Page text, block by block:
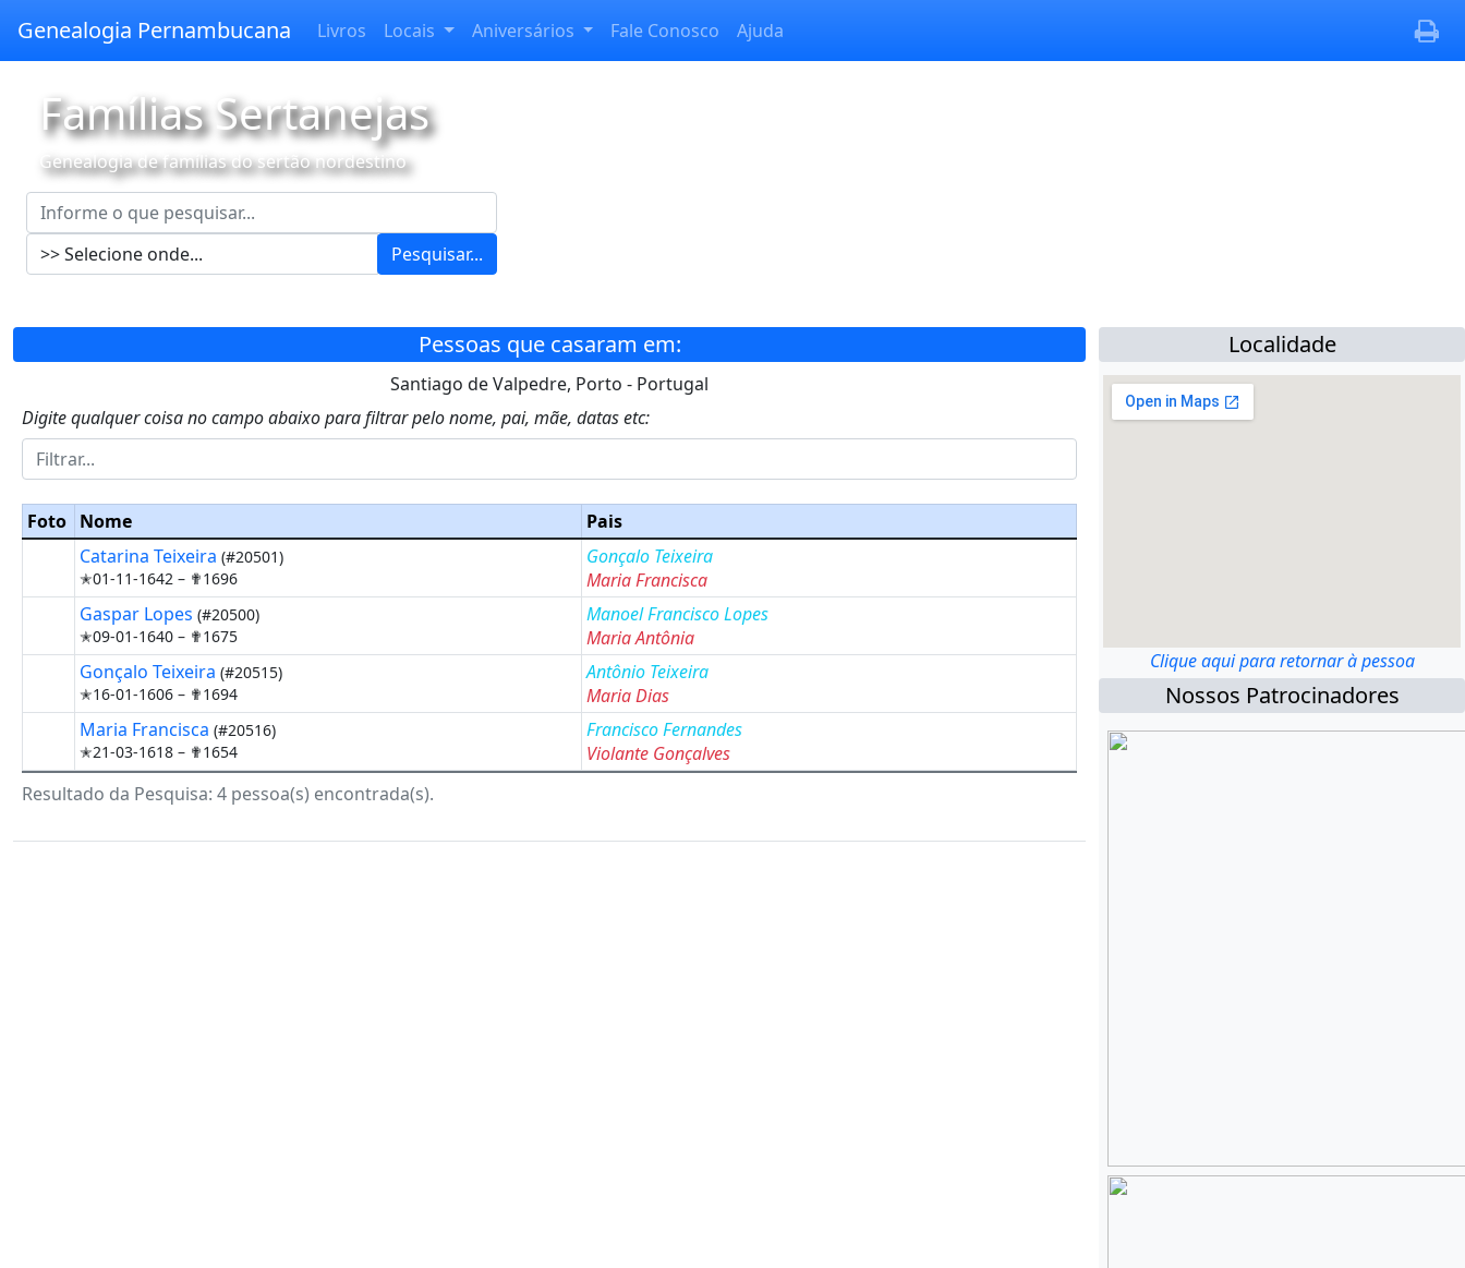
Genealogia Pernambucana Livros Locais Aniversários Fale Conosco Ajuda
Famílias Sertanejas
Genealogia de famílias do sertão nordestino
Pesquisar...
Pessoas que casaram em:
Santiago de Valpedre, Porto - Portugal
Digite qualquer coisa no campo abaixo para filtrar pelo nome, pai, mãe, datas etc:
Foto Nome
Pais
Catarina Teixeira (#20501)
✭01-11-1642 – ✟1696
Gonçalo Teixeira
Maria Francisca
Gaspar Lopes (#20500)
✭09-01-1640 – ✟1675
Manoel Francisco Lopes
Maria Antônia
Gonçalo Teixeira (#20515)
✭16-01-1606 – ✟1694
Antônio Teixeira
Maria Dias
Maria Francisca (#20516)
✭21-03-1618 – ✟1654
Francisco Fernandes
Violante Gonçalves
Resultado da Pesquisa: 4 pessoa(s) encontrada(s).
Localidade
Clique aqui para retornar à pessoa
Nossos Patrocinadores